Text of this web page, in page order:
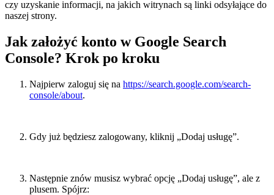
czy uzyskanie informacji, na jakich witrynach są linki odsyłające do
naszej strony.
Jak założyć konto w Google Search
Console? Krok po kroku
Najpierw zaloguj się na https://search.google.com/search-
console/about.
Gdy już będziesz zalogowany, kliknij „Dodaj usługę”.
Następnie znów musisz wybrać opcję „Dodaj usługę”, ale z
plusem. Spójrz: